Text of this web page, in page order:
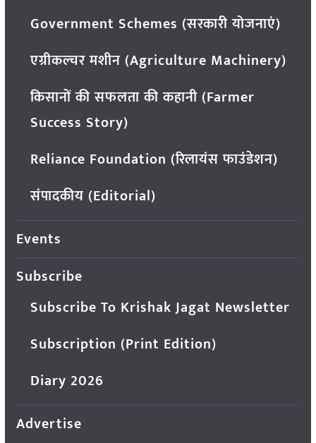
Government Schemes (सरकारी योजनाएं)
एग्रीकल्चर मशीन (Agriculture Machinery)
किसानों की सफलता की कहानी (Farmer
Success Story)
Reliance Foundation (रिलायंस फाउंडेशन)
संपादकीय (Editorial)
Events
Subscribe
Subscribe To Krishak Jagat Newsletter
Subscription (Print Edition)
Diary 2026
Advertise